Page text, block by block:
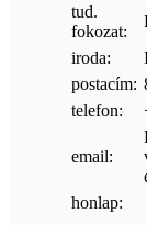
tud.
fokozat:
iroda:
postacím:
telefon:
email:
honlap: